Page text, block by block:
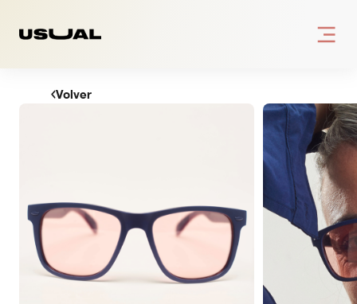
NUESTRA VISIÓN
BLOG
DÓNDE ESTAMOS
Volver